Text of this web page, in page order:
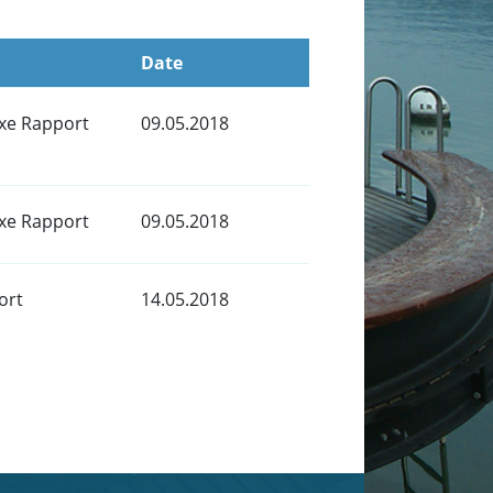
Date
Rapport 09.05.2018
Rapport 09.05.2018
14.05.2018